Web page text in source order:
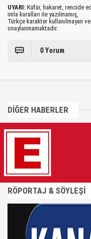
UYARI: Küfür, hakaret, rencide
imla kuralları ile yazılmamış,
Türkçe karakter kullanılmayan
onaylanmamaktadır.
0 Yorum
DİĞER HABERLER
RÖPORTAJ & SÖYLEŞİ